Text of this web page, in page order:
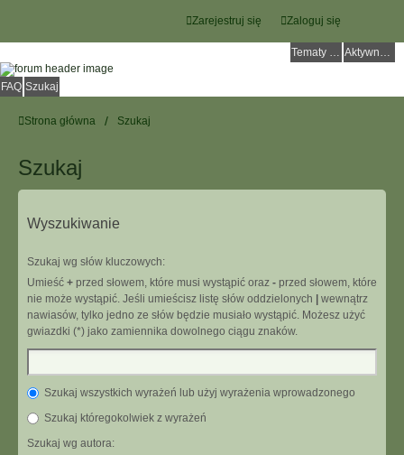
Zaloguj się
Zarejestruj się
Tematy bez odpowiedzi Aktywne tematy
FAQ Szukaj
Strona główna Szukaj
Szukaj
Wyszukiwanie
Szukaj wg słów kluczowych:
Umieść + przed słowem, które musi wystąpić oraz - przed słowem, które
nie może wystąpić. Jeśli umieścisz listę słów oddzielonych
wewnątrz
nawiasów, tylko jedno ze słów będzie musiało wystąpić. Możesz użyć
gwiazdki (*) jako zamiennika dowolnego ciągu znaków.
Szukaj wszystkich wyrażeń lub użyj wyrażenia wprowadzonego
Szukaj któregokolwiek z wyrażeń
Szukaj wg autora: